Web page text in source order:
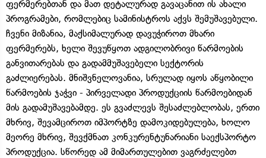
ფერმერებთან და მათ დეტალურად გავაცანით ის ახალი
პროგრამები, რომლებიც სამინისტროს აქვს შემუშავებული.
ჩვენი მიზანია, მაქსიმალურად დავუჭიროთ მხარი
ფერმერებს, ხელი შევუწყოთ ადგილობრივი წარმოების
განვითარებას და გადამმუშავებელი სექტორის
გაძლიერებას. მნიშვნელოვანია, სრულად იყოს აწყობილი
წარმოების ჯაჭვი - პირველადი პროდუქციის წარმოებიდან
მის გადამუშავებამდე. ეს გვაძლევს შესაძლებლობას, ერთი
მხრივ, შევამციროთ იმპორტზე დამოკიდებულება, ხოლო
მეორე მხრივ, შევქმნათ კონკურენტუნარიანი საექსპორტო
პროდუქცია. სწორედ ამ მიმართულებით ვაგრძელებთ